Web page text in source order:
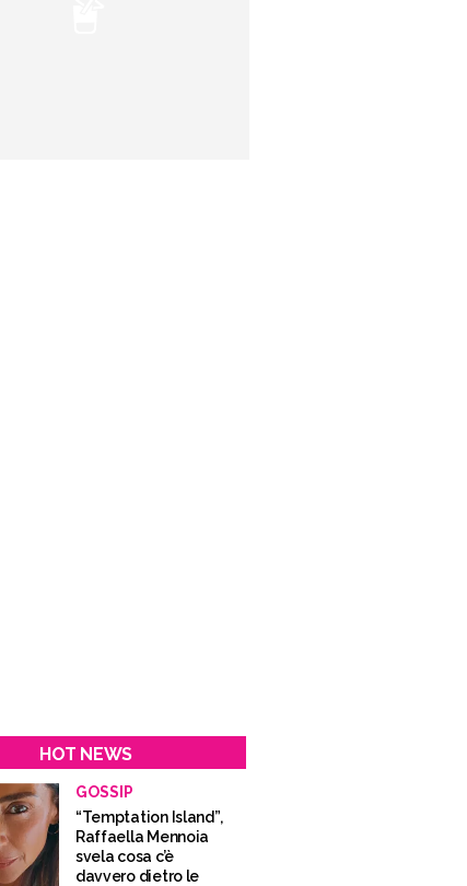
HOT NEWS
GOSSIP
“Temptation Island”,
Raffaella Mennoia
svela cosa c’è
davvero dietro le